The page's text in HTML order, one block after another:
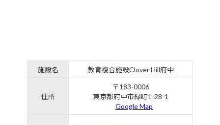
施設名 教育複合施設Clover Hill府中
住所
〒183-0006
東京都府中市緑町1-28-1
Google Map